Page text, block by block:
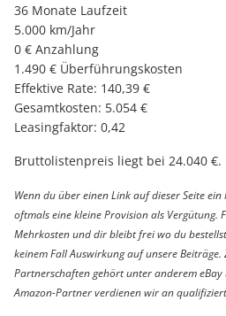
36 Monate Laufzeit
5.000 km/Jahr
0 € Anzahlung
1.490 € Überführungskosten
Effektive Rate: 140,39 €
Gesamtkosten: 5.054 €
Leasingfaktor: 0,42
Bruttolistenpreis liegt bei 24.040 €.
Wenn du über einen Link auf dieser Seite
oftmals eine kleine Provision als Vergütung.
Mehrkosten und dir bleibt frei wo du
keinem Fall Auswirkung auf unsere
Partnerschaften gehört unter anderem
Amazon-Partner verdienen wir an